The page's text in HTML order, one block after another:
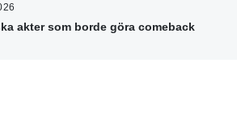
akter som borde göra comeback